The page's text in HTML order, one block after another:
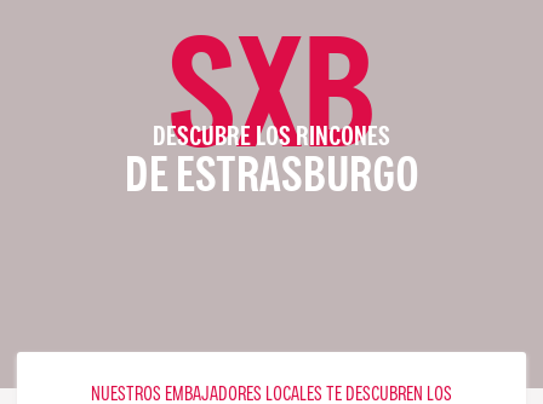
SXB
DESCUBRE LOS RINCONES
DE ESTRASBURGO
NUESTROS EMBAJADORES LOCALES TE DESCUBREN LOS